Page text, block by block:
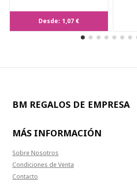
Desde: 1,07 €
BM REGALOS DE EMPRESA
MÁS INFORMACIÓN
Sobre Nosotros
Condiciones de Venta
Contacto